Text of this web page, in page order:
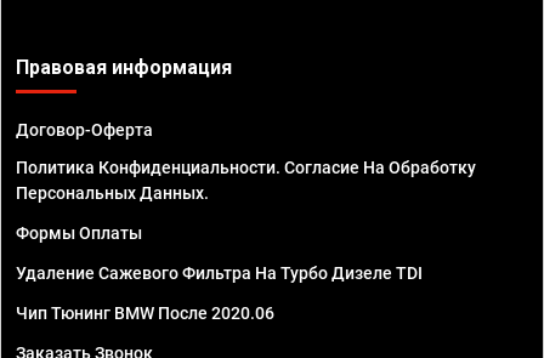
Правовая информация
Договор-Оферта
Политика Конфиденциальности. Согласие На Обработку
Персональных Данных.
Формы Оплаты
Удаление Сажевого Фильтра На Турбо Дизеле TDI
Чип Тюнинг BMW После 2020.06
Заказать Звонок